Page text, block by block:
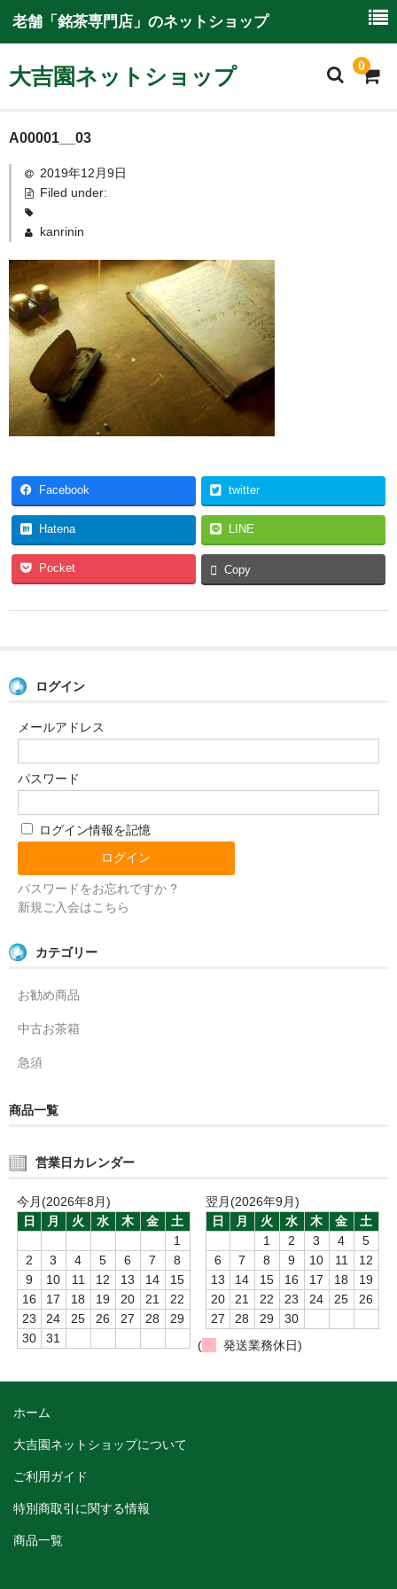
老舗「銘茶専門店」のネットショップ
大吉園ネットショップ 0
ホーム
大吉園ネットショップについて
ご利用ガイド
商品一覧
A00001__03
2019年12月9日
Filed under:
kanrinin
Facebook twitter
Hatena LINE
Pocket Copy
ログイン
メールアドレス
パスワード
ログイン情報を記憶
パスワードをお忘れですか ?
新規ご入会はこちら
カテゴリー
お勧め商品
中古お茶箱
急須
商品一覧
営業日カレンダー
今月(2026年8月)
日
月 火 水 木 金
土
1
2
3 4 5 6 7
8
9
10 11 12 13 14
15
16
17 18 19 20 21
22
23
24 25 26 27 28
29
30
31
翌月(2026年9月)
日
月 火 水 木 金
土
1
2 3 4
5
6
7 8 9 10 11
12
13
14 15 16 17 18
19
20
21 22 23 24 25
26
27
28 29
30
(
発送業務休日)
ホーム
大吉園ネットショップについて
ご利用ガイド
特別商取引に関する情報
商品一覧